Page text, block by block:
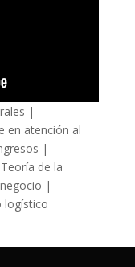
|
en atención al
|
de la
|
logístico